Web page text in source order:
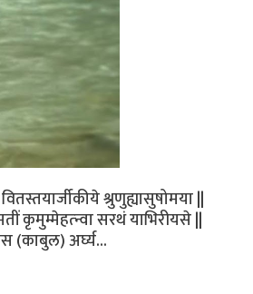
श्रुणुह्यासुषोमया ||
कृमुम्मेहत्न्वा सरथं याभिरीयसे ||
(काबुल) अर्घ्य...